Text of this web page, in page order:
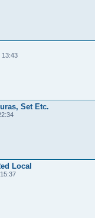
13:43
Set Etc.
Local